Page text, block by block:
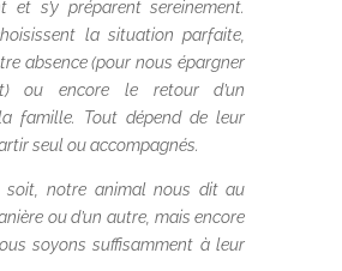
et s’y préparent sereinement.
la situation parfaite,
absence (pour nous épargner
ou encore le retour d’un
famille. Tout dépend de leur
seul ou accompagnés.
soit, notre animal nous dit au
ou d’un autre, mais encore
soyons suffisamment à leur